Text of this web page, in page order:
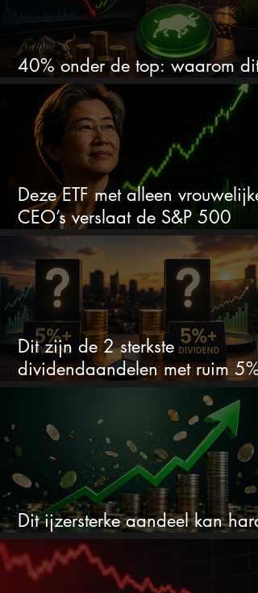
40% onder de top: waarom dit
aandeel weer interessant wordt
Deze ETF met alleen vrouwelijke
CEO’s verslaat de S&P 500
keihard
Dit zijn de 2 sterkste
dividendaandelen met ruim 5%
Dit ijzersterke aandeel kan hard
stijgen maar bijna niemand kijkt